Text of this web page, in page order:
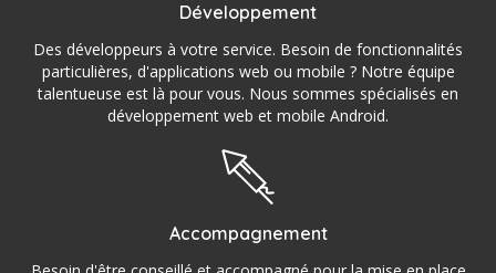
Développement
Des développeurs à votre service. Besoin de fonctionnalités
particulières, d'applications web ou mobile ? Notre équipe
talentueuse est là pour vous. Nous sommes spécialisés en
développement web et mobile Android.
Accompagnement